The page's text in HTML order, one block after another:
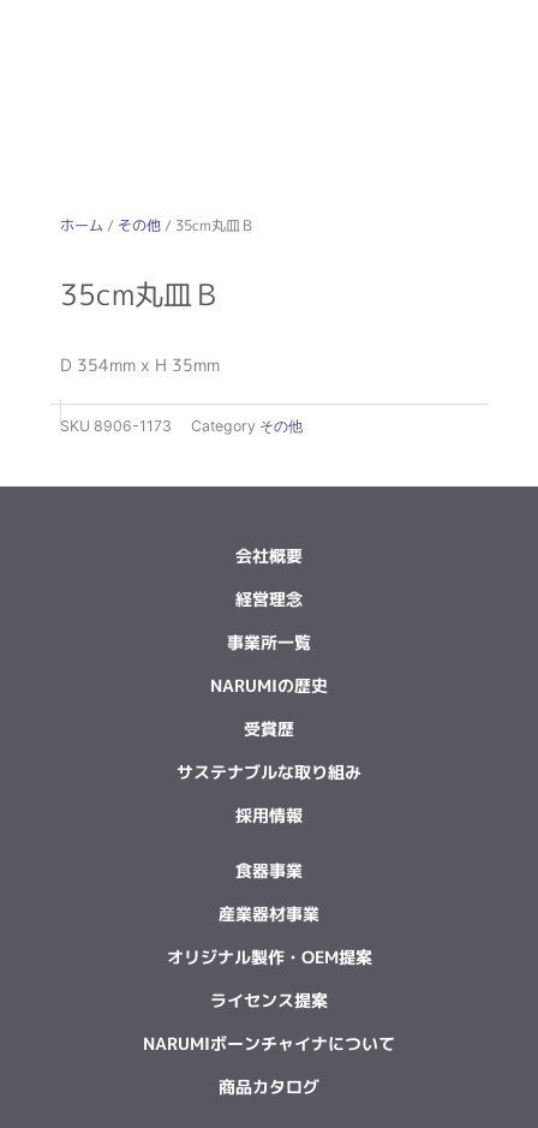
ホーム / その他/ 35cm丸皿Ｂ
35cm丸皿Ｂ
D 354mm x H 35mm
SKU 8906-1173 Category その他
会社概要
経営理念
事業所一覧
NARUMIの歴史
受賞歴
サステナブルな取り組み
採用情報
食器事業
産業器材事業
オリジナル製作・OEM提案
ライセンス提案
NARUMIボーンチャイナについて
商品カタログ